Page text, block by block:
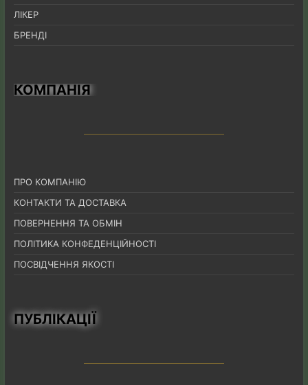
ЛІКЕР
БРЕНДІ
КОМПАНІЯ
ПРО КОМПАНІЮ
КОНТАКТИ ТА ДОСТАВКА
ПОВЕРНЕННЯ ТА ОБМІН
ПОЛІТИКА КОНФЕДЕНЦІЙНОСТІ
ПОСВІДЧЕННЯ ЯКОСТІ
ПУБЛІКАЦІЇ